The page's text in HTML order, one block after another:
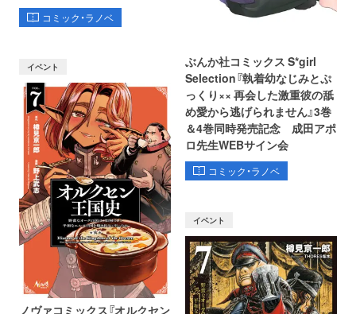
コミック・ラノベ
ぶんか社コミックス S*girl
Selection『執着幼なじみとぷ
っくり×× 再会した激重彼の舐
め愛から逃げられません』3巻
＆4巻同時発売記念 成田アポ
ロ先生WEBサイン会
コミック・ラノベ
イベント
ノヴァコミックス『オルクセン
イベント